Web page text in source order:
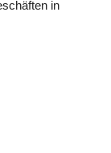
in